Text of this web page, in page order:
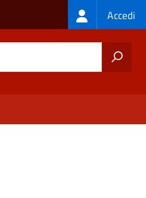
Login
menu
Accedi